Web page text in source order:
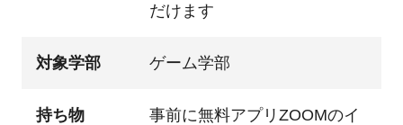
だけます
対象学部 ゲーム学部
持ち物
事前に無料アプリZOOMのイ